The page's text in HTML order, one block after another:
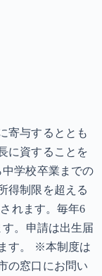
寄与するととも
に資することを
学校卒業までの
得制限を超える
れます。毎年6
。申請は出生届
す。 ※本制度は
の窓口にお問い